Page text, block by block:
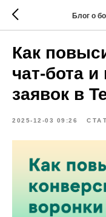
Блог о
Как
чат-бота
заявок в
2025-12-03 09:26